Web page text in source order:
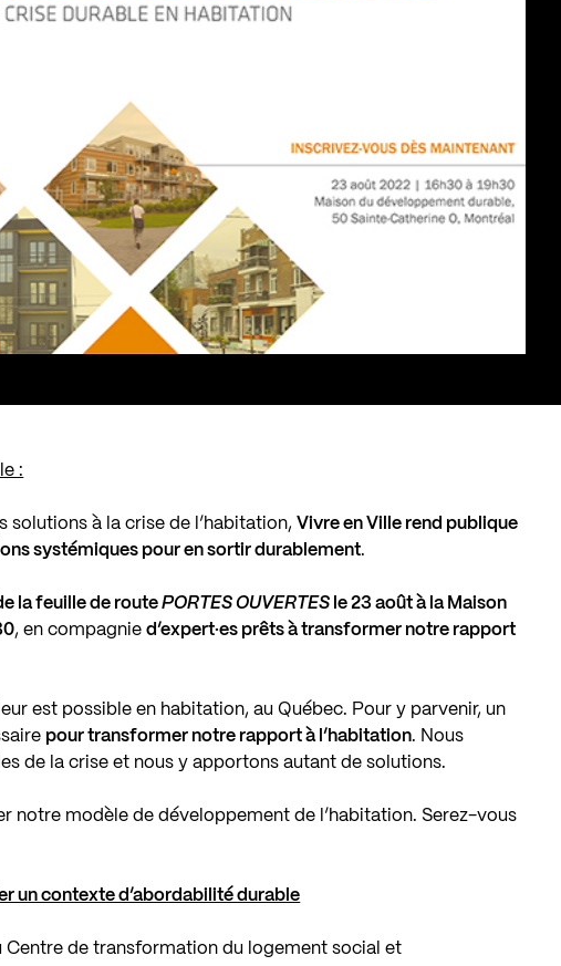
:
solutions à la crise de l’habitation,Vivre en Ville rend publique
systémiques pour en sortir durablement.
la feuille de routePORTES OUVERTES le 23 août à la Maison
, en compagnied’expert·es prêts à transformer notre rapport
est possible en habitation, au Québec. Pour y parvenir, un
pour transformer notre rapport à l’habitation. Nous
de la crise et nous y apportons autant de solutions.
notre modèle de développement de l’habitation. Serez-vous
un contexte d’abordabilité durable
Centre de transformation du logement social et